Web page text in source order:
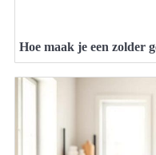
Hoe maak je een zolder